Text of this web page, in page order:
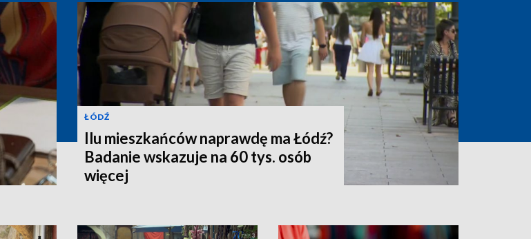
ŁÓDŹ
Ilu mieszkańców naprawdę ma Łódź?
Badanie wskazuje na 60 tys. osób
więcej